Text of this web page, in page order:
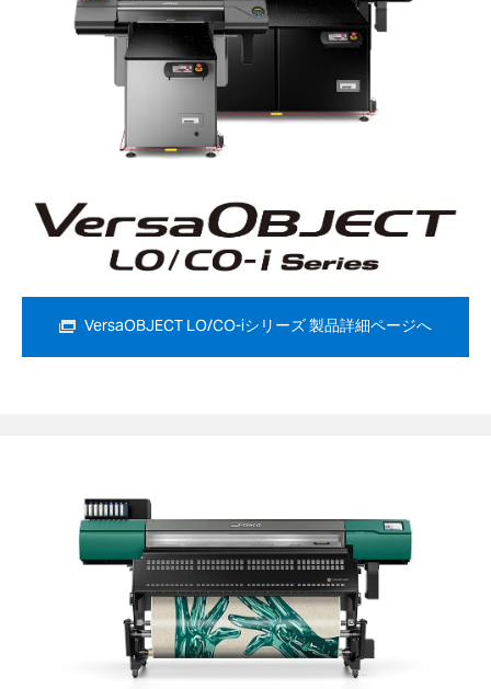
VersaOBJECT LO/CO-iシリーズ 製品詳細ページへ